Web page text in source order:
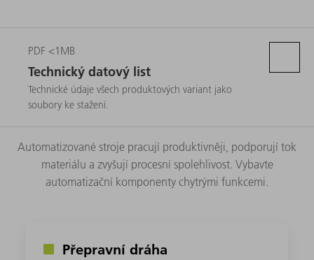
PDF <1MB
Technický datový list
Technické údaje všech produktových variant jako
soubory ke stažení.
Automatizované stroje pracují produktivněji, podporují tok
materiálu a zvyšují procesní spolehlivost. Vybavte
automatizační komponenty chytrými funkcemi.
Přepravní dráha